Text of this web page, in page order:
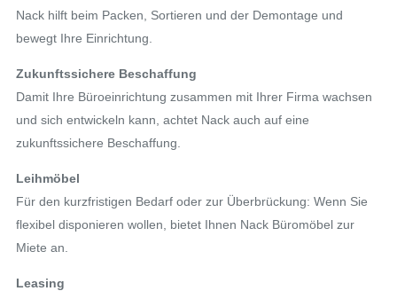
Nack hilft beim Packen, Sortieren und der Demontage und
bewegt Ihre Einrichtung.
Zukunftssichere Beschaffung
Damit Ihre Büroeinrichtung zusammen mit Ihrer Firma wachsen
und sich entwickeln kann, achtet Nack auch auf eine
zukunftssichere Beschaffung.
Leihmöbel
Für den kurzfristigen Bedarf oder zur Überbrückung: Wenn Sie
flexibel disponieren wollen, bietet Ihnen Nack Büromöbel zur
Miete an.
Leasing